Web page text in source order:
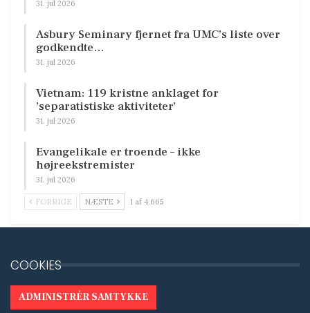
31. jul 2026
Asbury Seminary fjernet fra UMC’s liste over
godkendte…
31. jul 2026
Vietnam: 119 kristne anklaget for
’separatistiske aktiviteter’
31. jul 2026
Evangelikale er troende – ikke
højreekstremister
31. jul 2026
FORRIGE NÆSTE 1 af 4.665
COOKIES
ADMINISTRÉR SAMTYKKE